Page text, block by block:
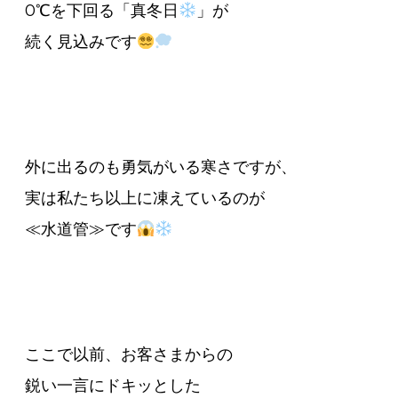
0℃を下回る「真冬日
」が
続く見込みです
外に出るのも勇気がいる寒さですが、
実は私たち以上に凍えているのが
≪水道管≫です
ここで以前、お客さまからの
鋭い一言にドキッとした